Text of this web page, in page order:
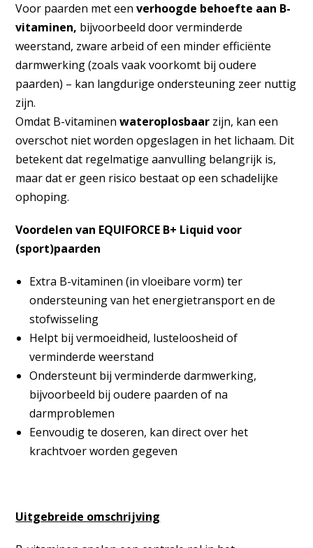
Voor paarden met eenverhoogde behoefte aan B-
vitaminen, bijvoorbeeld door verminderde
weerstand, zware arbeid of een minder efficiënte
darmwerking (zoals vaak voorkomt bij oudere
paarden) – kan langdurige ondersteuning zeer nuttig
zijn.
Omdat B-vitaminenwateroplosbaar zijn, kan een
overschot niet worden opgeslagen in het lichaam. Dit
betekent dat regelmatige aanvulling belangrijk is,
maar dat er geen risico bestaat op een schadelijke
ophoping.
Voordelen van EQUIFORCE B+ Liquid voor
(sport)paarden
Extra B-vitaminen (in vloeibare vorm) ter
ondersteuning van het energietransport en de
stofwisseling
Helpt bij vermoeidheid, lusteloosheid of
verminderde weerstand
Ondersteunt bij verminderde darmwerking,
bijvoorbeeld bij oudere paarden of na
darmproblemen
Eenvoudig te doseren, kan direct over het
krachtvoer worden gegeven
Uitgebreide omschrijving